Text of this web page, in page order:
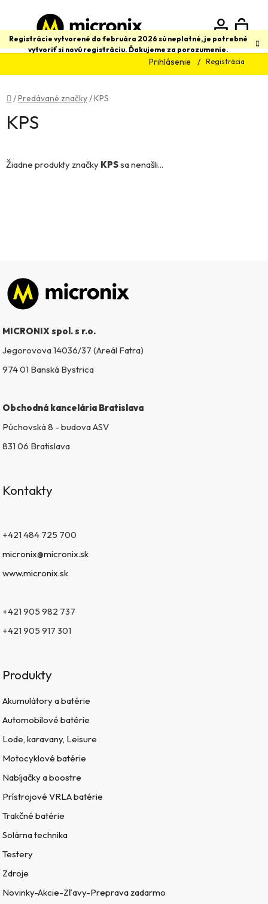
obsah
Registrácie vytvorené do februára 2026 sú neplatné, je potrebné
vytvoriť si novú registráciu. Ďakujeme za porozumenie.
Prihlásenie Registrácia
Hľadať
Domov
/Predávané značky/KPS
KPS
Žiadne produkty značky KPSsa nenašli...
Zápätie
MICRONIX spol. s r.o.
Jegorovova 14036/37 (Areál Fatra)
974 01 Banská Bystrica
Obchodná kancelária Bratislava
Púchovská 8 - budova ASV
831 06 Bratislava
Kontakty
+421 484 725 700
micronix@micronix.sk
www.micronix.sk
+421 905 982 737
+421 905 917 301
Produkty
Akumulátory a batérie
Automobilové batérie
Lode, karavany, Leisure
Motocyklové batérie
Nabíjačky a boostre
Prístrojové VRLA batérie
Trakčné batérie
Solárna technika
Testery
Zdroje
Novinky-Akcie-Zľavy-Preprava zadarmo